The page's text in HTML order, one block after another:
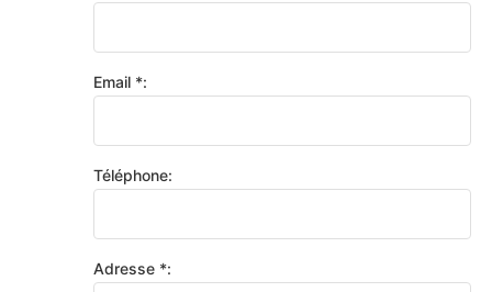
Email *:
Téléphone:
Adresse *: